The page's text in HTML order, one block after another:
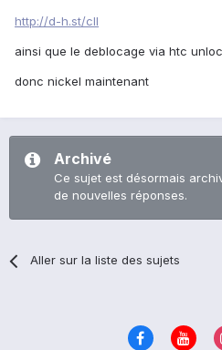
http://d-h.st/clI
ainsi que le deblocage via htc
donc nickel maintenant
Archivé
Ce sujet est désormais
de nouvelles réponses.
Aller sur la liste des sujets